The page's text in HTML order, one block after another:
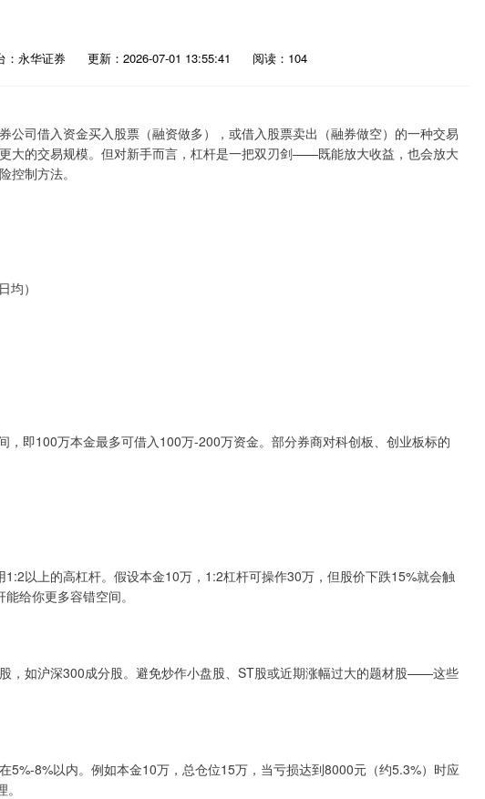
：永华证券 更新：2026-07-01 13:55:41 阅读：104
公司借入资金买入股票（融资做多），或借入股票卖出（融券做空）的一种交易
大的交易规模。但对新手而言，杠杆是一把双刃剑——既能放大收益，也会放大
控制方法。
）
，即100万本金最多可借入100万-200万资金。部分券商对科创板、创业板标的
以上的高杠杆。假设本金10万，1:2杠杆可操作30万，但股价下跌15%就会触
给你更多容错空间。
，如沪深300成分股。避免炒作小盘股、ST股或近期涨幅过大的题材股——这些
5%-8%以内。例如本金10万，总仓位15万，当亏损达到8000元（约5.3%）时应